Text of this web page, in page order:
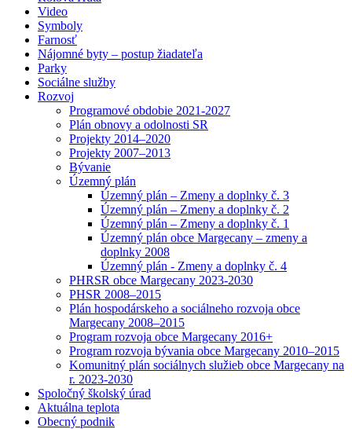
Video
Symboly
Farnosť
Nájomné byty – postup žiadateľa
Parky
Sociálne služby
Rozvoj
Programové obdobie 2021-2027
Plán obnovy a odolnosti SR
Projekty 2014–2020
Projekty 2007–2013
Bývanie
Územný plán
Územný plán – Zmeny a doplnky č. 3
Územný plán – Zmeny a doplnky č. 2
Územný plán – Zmeny a doplnky č. 1
Územný plán obce Margecany – zmeny a
doplnky 2008
Územný plán - Zmeny a doplnky č. 4
PHRSR obce Margecany 2023-2030
PHSR 2008–2015
Plán hospodárskeho a sociálneho rozvoja obce
Margecany 2008–2015
Program rozvoja obce Margecany 2016+
Program rozvoja bývania obce Margecany 2010–2015
Komunitný plán sociálnych služieb obce Margecany na
r. 2023-2030
Spoločný školský úrad
Aktuálna teplota
Obecný podnik